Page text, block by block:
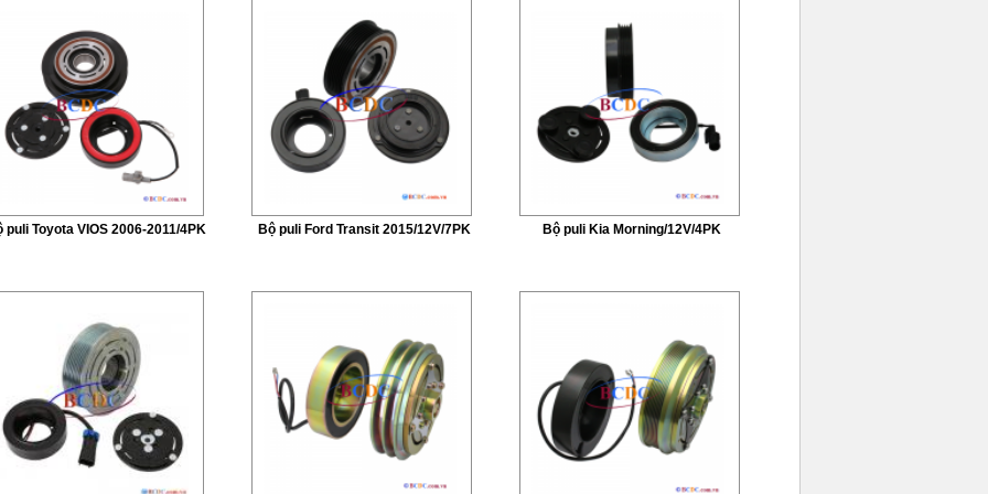
puli Toyota VIOS 2006-2011/4PK Bộ puli Ford Transit 2015/12V/7PK Bộ puli Kia Morning/12V/4PK